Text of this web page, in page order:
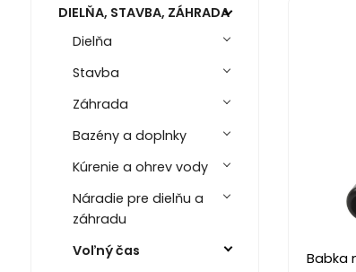
DIELŇA, STAVBA, ZÁHRADA
Dielňa
Stavba
Záhrada
Bazény a doplnky
Kúrenie a ohrev vody
Náradie pre dielňu a
záhradu
Voľný čas
Babka